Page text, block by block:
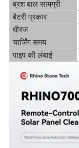
सभी मामलों
एक बोली का अनुरोध
सौर पैनल घूर्णन ब्रश
ब्रश बाल सामग्री
बैटरी प्रकार
धीरज
चार्जिंग समय
पाइप की लंबाई